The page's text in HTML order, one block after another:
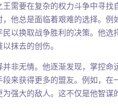
需要在复杂的权力斗争中寻
他总是面临着艰难的选择。
以换取战争胜利的决策。他选
抹去的创伤。
非无情。他逐渐发现，掌控
来获得更多的盟友。例如，
强大的敌人。这不仅是他智